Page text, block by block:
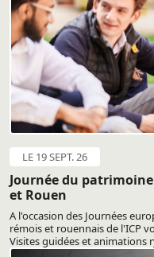
LE 19 SEPT. 26
Journée du
et Rouen
A l'occasion des Journées
rémois et rouennais de l'ICP
Visites guidées et animations